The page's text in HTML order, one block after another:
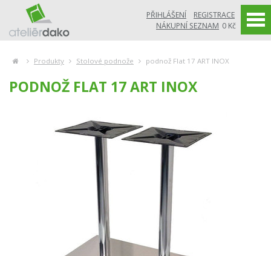
PŘIHLÁŠENÍ
REGISTRACE
NÁKUPNÍ SEZNAM 0 Kč
Produkty Stolové podnože podnož Flat 17 ART INOX
PODNOŽ FLAT 17 ART INOX